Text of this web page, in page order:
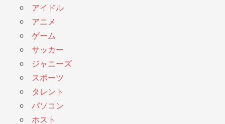
アイドル
アニメ
ゲーム
サッカー
ジャニーズ
スポーツ
タレント
パソコン
ホスト